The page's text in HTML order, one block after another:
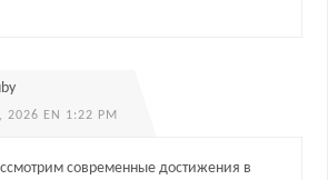
2026 EN 1:22 PM
современные достижения в